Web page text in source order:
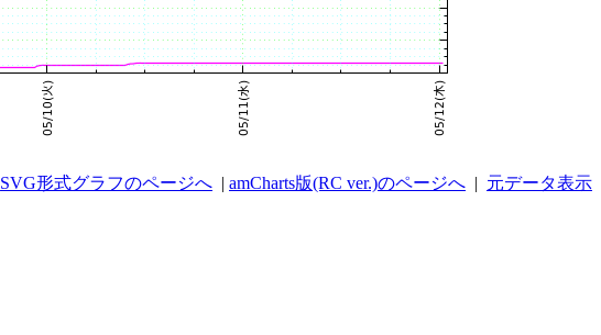
SVG形式グラフのページへ | amCharts版(RC ver.)のページへ | 元データ表示